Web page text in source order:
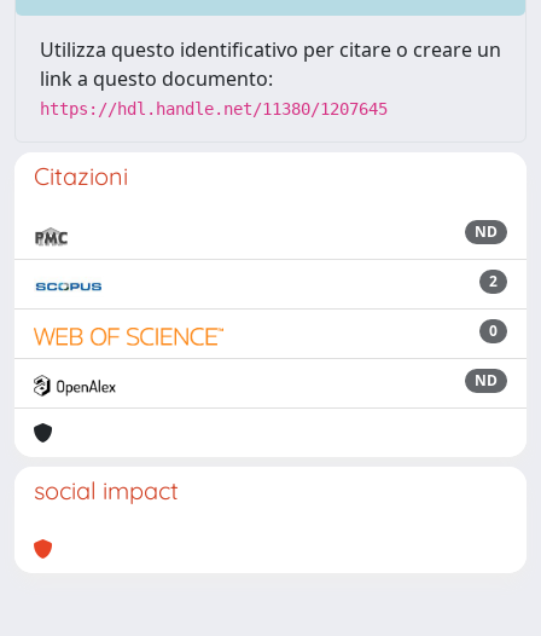
Utilizza questo identificativo per citare o creare un
link a questo documento:
https://hdl.handle.net/11380/1207645
Citazioni
ND
2
0
ND
social impact